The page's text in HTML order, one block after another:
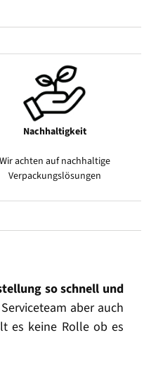
Nachhaltigkeit
Wir achten auf nachhaltige
Verpackungslösungen
so schnell und
aber auch
es keine Rolle ob es